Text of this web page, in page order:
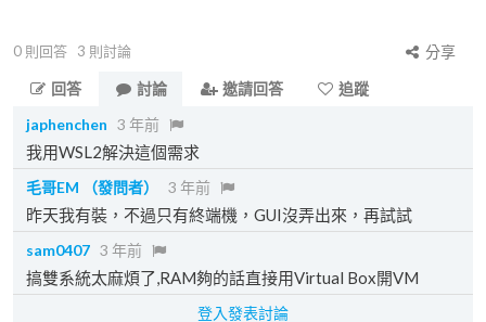
0 則回答 3 則討論
分享
回答
討論 邀請回答
追蹤
japhenchen 3 年前
我用WSL2解決這個需求
毛哥EM （發問者） 3 年前
昨天我有裝，不過只有終端機，GUI沒弄出來，再試試
sam0407 3 年前
搞雙系統太麻煩了,RAM夠的話直接用Virtual Box開VM
登入發表討論